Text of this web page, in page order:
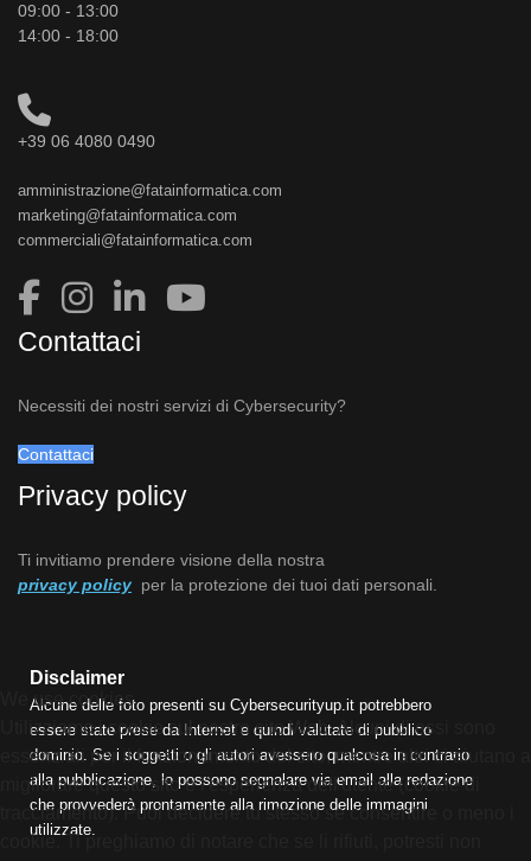
09:00 - 13:00
14:00 - 18:00
+39 06 4080 0490
amministrazione@fatainformatica.com
marketing@fatainformatica.com
commerciali@fatainformatica.com
Contattaci
Necessiti dei nostri servizi di Cybersecurity?
Contattaci
Privacy policy
Ti invitiamo prendere visione della nostra
privacy policy per la protezione dei tuoi dati personali.
Disclaimer
Alcune delle foto presenti su Cybersecurityup.it potrebbero
essere state prese da Internet e quindi valutate di pubblico
dominio. Se i soggetti o gli autori avessero qualcosa in contrario
alla pubblicazione, lo possono segnalare via email alla redazione
che provvederà prontamente alla rimozione delle immagini
utilizzate.
We use cookies
Utilizziamo i cookie sul nostro sito Web. Alcuni di essi sono
essenziali per il funzionamento del sito, mentre altri ci aiutano a
migliorare questo sito e l'esperienza dell'utente (cookie di
tracciamento). Puoi decidere tu stesso se consentire o meno i
cookie. Ti preghiamo di notare che se li rifiuti, potresti non